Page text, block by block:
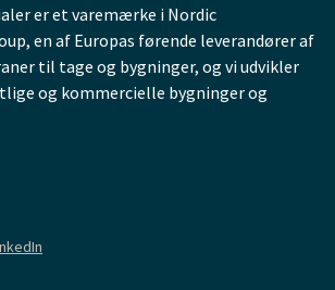
er et varemærke i Nordic
en af Europas førende leverandører af
til tage og bygninger, og vi udvikler
og kommercielle bygninger og